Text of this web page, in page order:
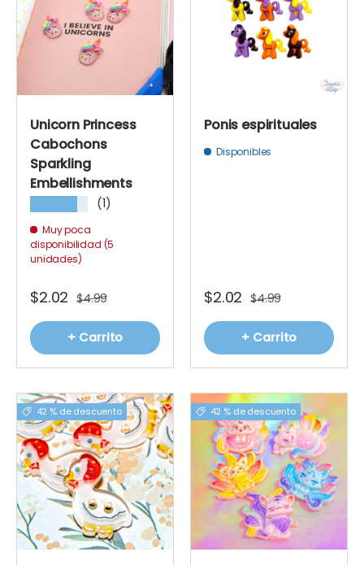
Unicorn Princess
Cabochons
Sparkling
Embellishments
(1)
Muy poca
disponibilidad (5
unidades)
$2.02 $4.99
+ Carrito
Ponis espirituales
Disponibles
$2.02 $4.99
+ Carrito
42 % de descuento 42 % de descuento